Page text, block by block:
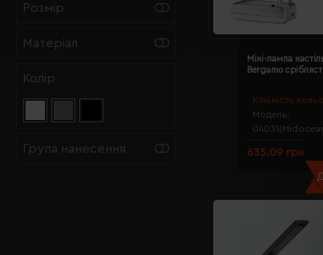
Розмір
Матеріал
Колір
Група нанесення
Кількість
Модель:
Міні-лампа
Bergamo
635.09 грн